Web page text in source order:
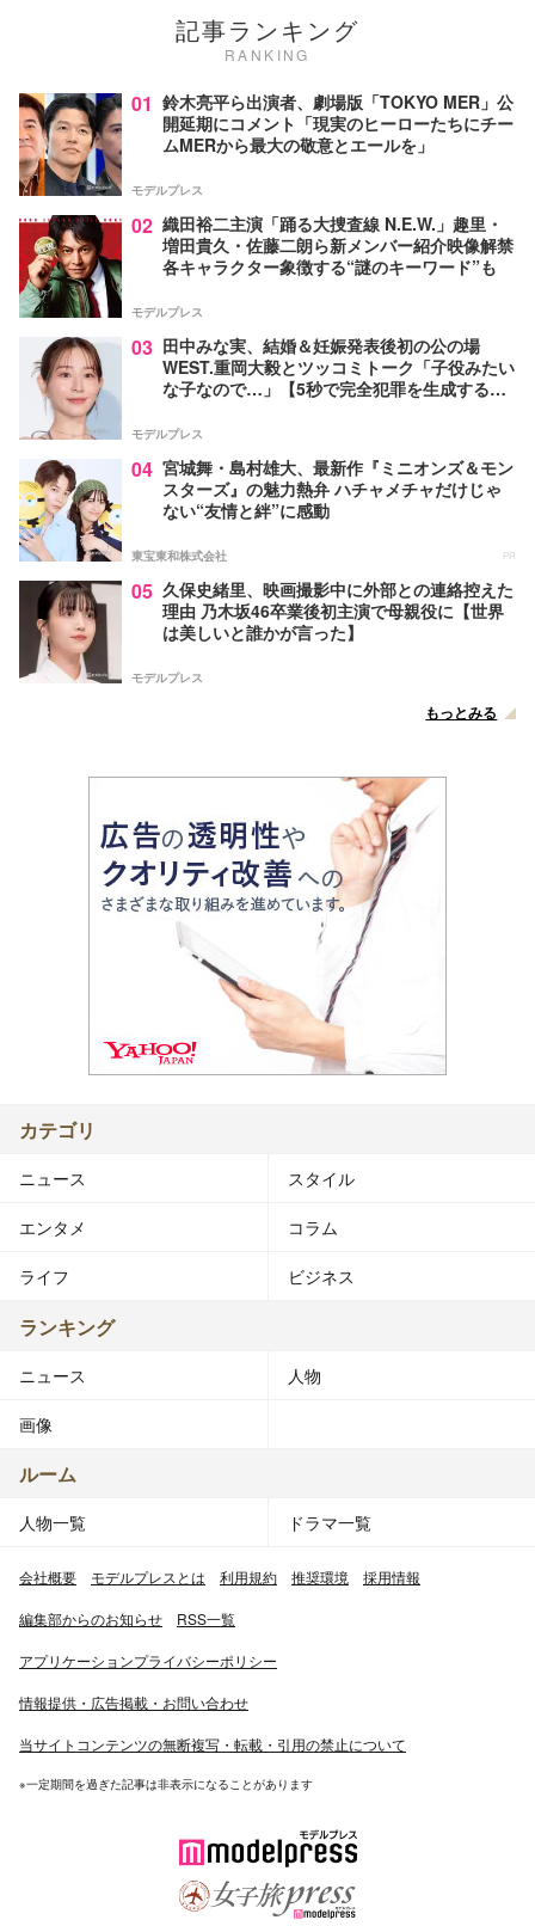
記事ランキング
RANKING
01 鈴木亮平ら出演者、劇場版「TOKYO MER」公
開延期にコメント「現実のヒーローたちにチー
ムMERから最大の敬意とエールを」
モデルプレス
02 織田裕二主演「踊る大捜査線 N.E.W.」趣里・
増田貴久・佐藤二朗ら新メンバー紹介映像解禁
各キャラクター象徴する“謎のキーワード”も
モデルプレス
03 田中みな実、結婚＆妊娠発表後初の公の場
WEST.重岡大毅とツッコミトーク「子役みたい
な子なので…」【5秒で完全犯罪を生成する方
モデルプレス
04 宮城舞・島村雄大、最新作『ミニオンズ＆モン
スターズ』の魅力熱弁 ハチャメチャだけじゃ
ない“友情と絆”に感動
東宝東和株式会社 PR
05 久保史緒里、映画撮影中に外部との連絡控えた
理由 乃木坂46卒業後初主演で母親役に【世界
は美しいと誰かが言った】
モデルプレス
もっとみる
カテゴリ
ニュース スタイル
エンタメ コラム
ライフ ビジネス
ランキング
ニュース 人物
画像
ルーム
人物一覧 ドラマ一覧
会社概要 モデルプレスとは 利用規約 推奨環境 採用情報
編集部からのお知らせ RSS一覧
アプリケーションプライバシーポリシー
情報提供・広告掲載・お問い合わせ
当サイトコンテンツの無断複写・転載・引用の禁止について
※一定期間を過ぎた記事は非表示になることがあります